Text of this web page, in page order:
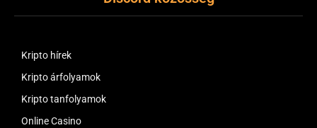
Kripto hírek
Kripto árfolyamok
Kripto tanfolyamok
Online Casino